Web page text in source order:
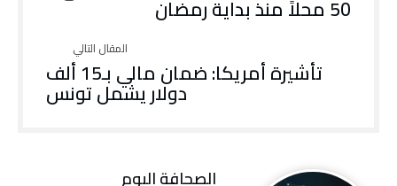
50 محلاً منذ بداية رمضان
تأشيرة أمريكا: ضمان مالي بـ15 ألف
دولار يشمل تونس